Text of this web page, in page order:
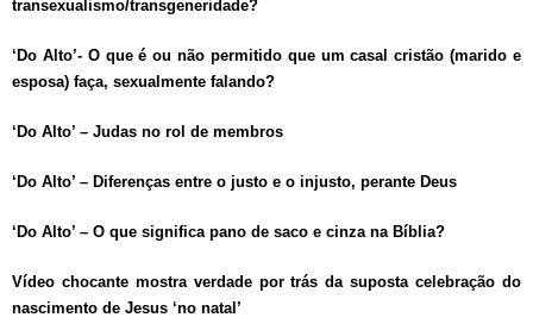
transexualismo/transgeneridade?
‘Do Alto’- O que é ou não permitido que um casal cristão (marido e
esposa) faça, sexualmente falando?
‘Do Alto’ – Judas no rol de membros
‘Do Alto’ – Diferenças entre o justo e o injusto, perante Deus
‘Do Alto’ – O que significa pano de saco e cinza na Bíblia?
Vídeo chocante mostra verdade por trás da suposta celebração do
nascimento de Jesus ‘no natal’